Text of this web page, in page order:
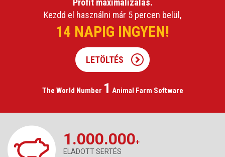
Profit maximalizálás.
Kezdd el használni már 5 percen belül,
14 NAPIG INGYEN!
LETÖLTÉS
The World Number 1 Animal Farm Software
1.000.000+
ELADOTT SERTÉS